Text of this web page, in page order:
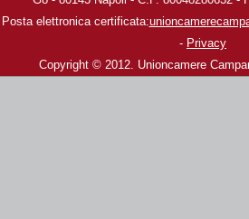
Posta elettronica certificata:
- Privacy
Copyright © 2012. Unioncamere